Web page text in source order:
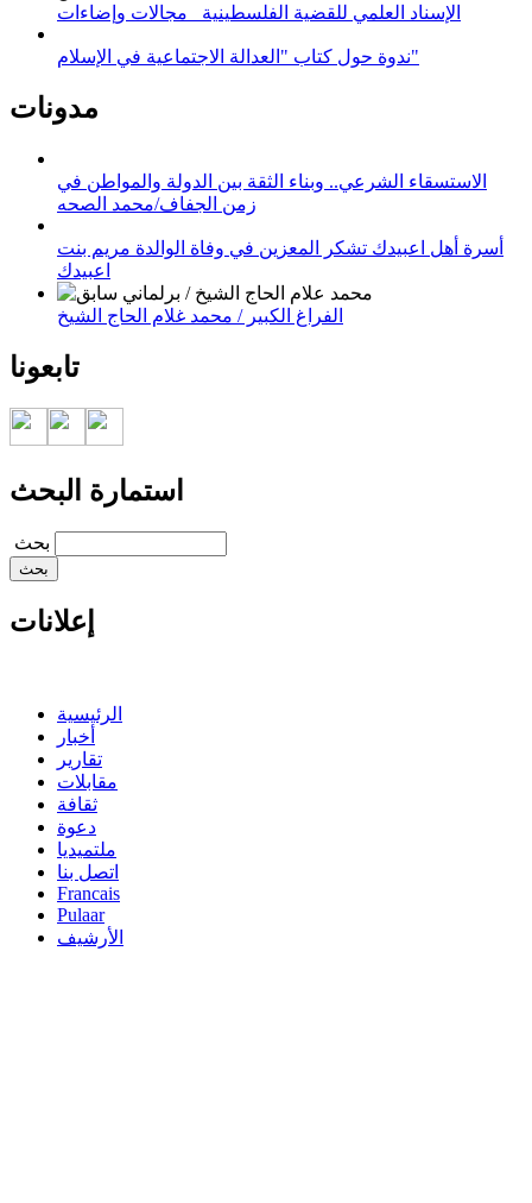
الإسناد العلمي للقضية الفلسطينية_ مجالات وإضاءات
ندوة حول كتاب "العدالة الاجتماعية في الإسلام"
مدونات
الاستسقاء الشرعي.. وبناء الثقة بين الدولة والمواطن في
زمن الجفاف/محمد الصحه
أسرة أهل اعبيدك تشكر المعزين في وفاة الوالدة مريم بنت
اعبيدك
الفراغ الكبير / محمد غلام الحاج الشيخ
تابعونا
استمارة البحث
‏بحث ‏
إعلانات
الرئيسية
أخبار
تقارير
مقابلات
ثقافة
دعوة
ملتميديا
اتصل بنا
Francais
Pulaar
الأرشيف